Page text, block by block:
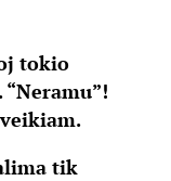
tokio
tik